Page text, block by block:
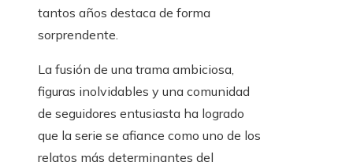
tantos años destaca de forma
sorprendente.
La fusión de una trama ambiciosa,
figuras inolvidables y una comunidad
de seguidores entusiasta ha logrado
que la serie se afiance como uno de los
relatos más determinantes del